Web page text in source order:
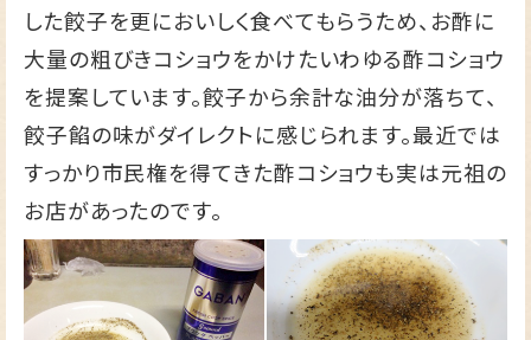
した餃子を更においしく食べてもらうため、お酢に
大量の粗びきコショウをかけたいわゆる酢コショウ
を提案しています。餃子から余計な油分が落ちて、
餃子餡の味がダイレクトに感じられます。最近では
すっかり市民権を得てきた酢コショウも実は元祖の
お店があったのです。